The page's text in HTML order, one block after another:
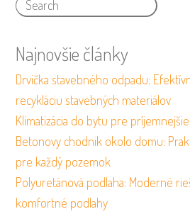
Najnovšie články
Drvička stavebného odpadu:
recykláciu stavebných materiálov
Klimatizácia do bytu pre
Betonovy chodnik okolo domu:
pre každý pozemok
Polyuretánová podlaha: Moderné
komfortné podlahy